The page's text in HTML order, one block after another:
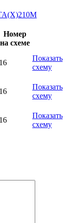
Номер
на схеме
16
Показать
схему
16
Показать
схему
16
Показать
схему